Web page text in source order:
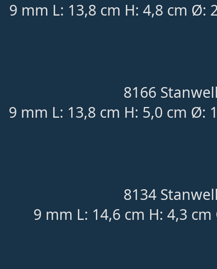
9 mm L: 13,8 cm H: 4,8 cm Ø:
8166
9 mm L: 13,8 cm H: 5,0 cm Ø:
8134
9 mm L: 14,6 cm H: 4,3